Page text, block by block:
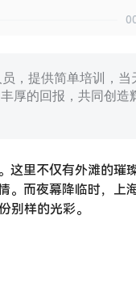
，提供简单培训，当
厚的回报，共同创造
这里不仅有外滩的璀
。而夜幕降临时，上
别样的光彩。